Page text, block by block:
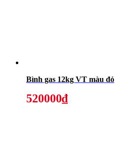
Bình gas 12kg VT màu đỏ
520000₫